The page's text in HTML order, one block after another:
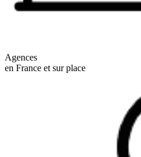
Agences
en France et sur place